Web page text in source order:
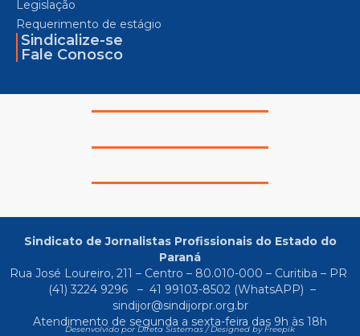
Legislação
Requerimento de estágio
Sindicalize-se
Fale Conosco
Sindicato de Jornalistas Profissionais do Estado do
Paraná
Rua José Loureiro, 211 – Centro – 80.010-000 – Curitiba – PR
(41) 3224 9296
– 41 99103-8502(WhatsAPP) –
sindijor@sindijorpr.org.br
Atendimento de segunda a sexta-feira das 9h às 18h
Desenvolvido por Direta Sistemas /Designed by Freepik